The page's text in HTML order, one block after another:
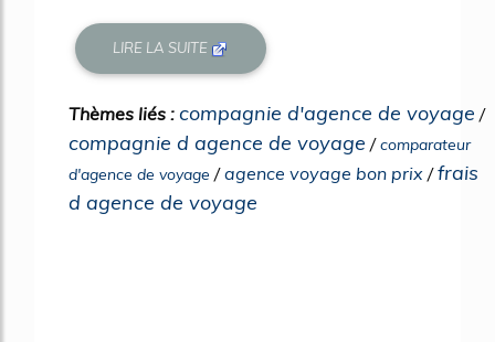
LIRE LA SUITE
Thèmes liés : compagnie d'agence de voyage /
compagnie d agence de voyage /comparateur
d'agence de voyage /agence voyage bon prix /frais
d agence de voyage